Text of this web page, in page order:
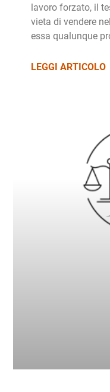
lavoro forzato, il
vieta di vendere
essa qualunque
LEGGI ARTICOLO